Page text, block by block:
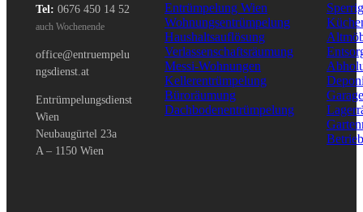
Tel: 0676 450 14 52
auch Wochenende
office@entruempelu
ngsdienst.at
Entrümpelungsdienst
Wien
Neubaugürtel 23a
A – 1150 Wien
Entrümpelung Wien
Wohnungsentrümpelung
Haushaltsauflösung
Verlassenschaftsräumung
Messi-Wohnungen
Kellerentrümpelung
Büroräumung
Dachbodenentrümpelung